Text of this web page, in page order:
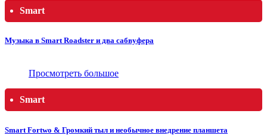
Smart
Музыка в Smart Roadster и два сабвуфера
Просмотреть большое
Smart
Smart Fortwo & Громкий тыл и необычное внедрение планшета